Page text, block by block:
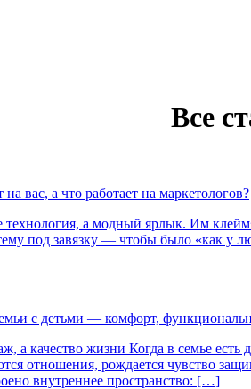
Все
вас, а что работает на маркетологов?
а модный ярлык. Им
под завязку — чтобы было «как
с детьми — комфорт,
а качество жизни Когда в семье
отношения, рождается чувство
внутреннее пространство: […]